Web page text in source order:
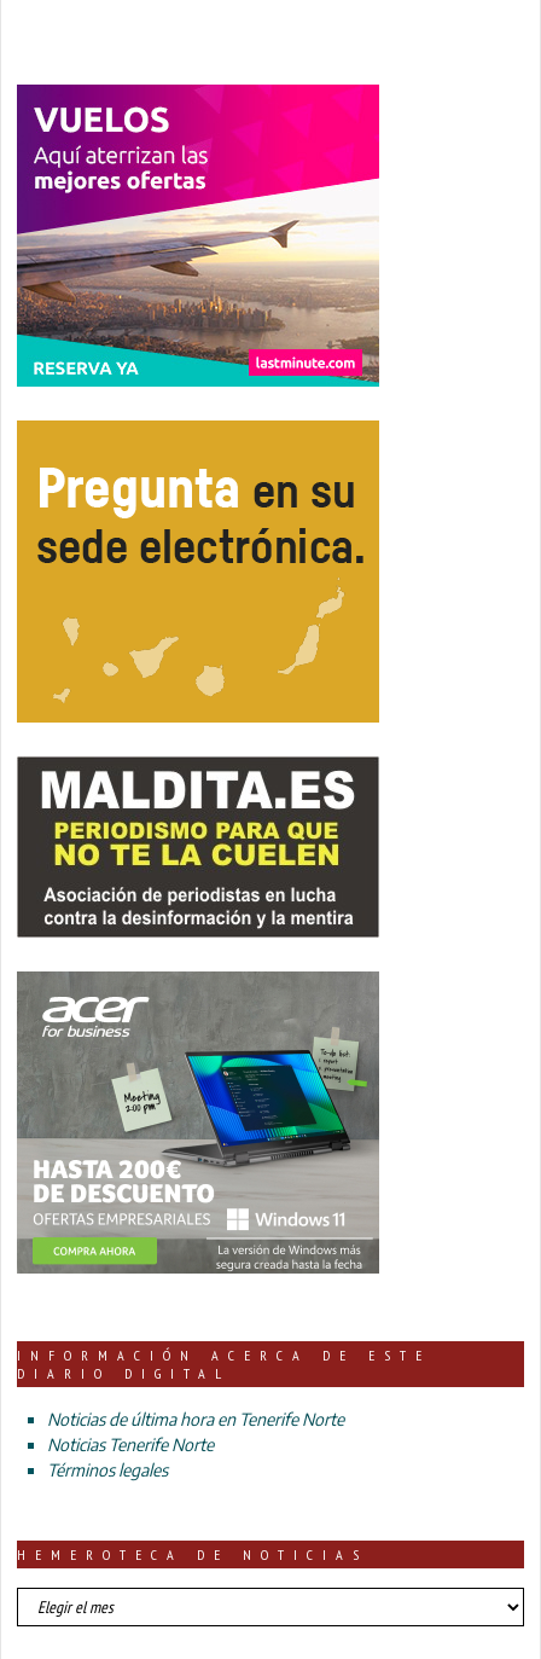
INFORMACIÓN ACERCA DE ESTE
DIARIO DIGITAL
Noticias de última hora en Tenerife Norte
Noticias Tenerife Norte
Términos legales
HEMEROTECA DE NOTICIAS
HEMEROTECA
DE